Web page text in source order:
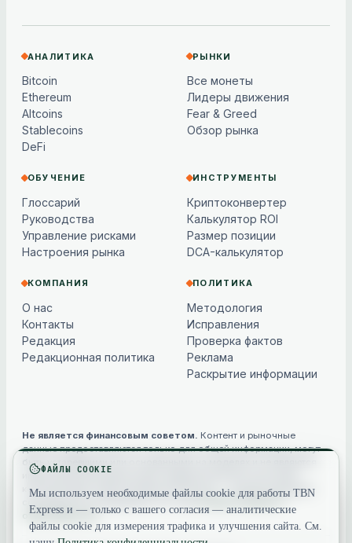
АНАЛИТИКА
Bitcoin
Ethereum
Altcoins
Stablecoins
DeFi
РЫНКИ
Все монеты
Лидеры движения
Fear & Greed
Обзор рынка
ОБУЧЕНИЕ
Глоссарий
Руководства
Управление рисками
Настроения рынка
ИНСТРУМЕНТЫ
Криптоконвертер
Калькулятор ROI
Размер позиции
DCA-калькулятор
КОМПАНИЯ
О нас
Контакты
Редакция
Редакционная политика
ПОЛИТИКА
Методология
Исправления
Проверка фактов
Реклама
Раскрытие информации
Не является финансовым советом.
Контент и рыночные
данные предоставляются только для общей информации, могут
быть устаревшими или основанными на моделях и не являются
инвестиционной, финансовой, юридической или налоговой
консультацией. Криптоактивы волатильны — всегда проводите
собственное исследование. См. наш
полным отказом от
ответственности.
ФАЙЛЫ COOKIE
Мы используем необходимые файлы cookie для работы TBN
Express и — только с вашего согласия — аналитические
файлы cookie для измерения трафика и улучшения сайта. См.